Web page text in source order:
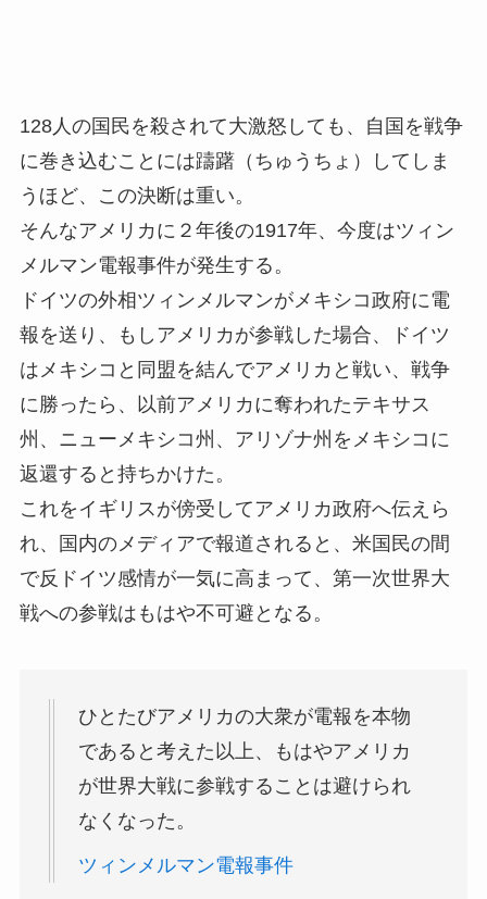
128人の国民を殺されて大激怒しても、自国を戦争
に巻き込むことには躊躇（ちゅうちょ）してしま
うほど、この決断は重い。
そんなアメリカに２年後の1917年、今度はツィン
メルマン電報事件が発生する。
ドイツの外相ツィンメルマンがメキシコ政府に電
報を送り、もしアメリカが参戦した場合、ドイツ
はメキシコと同盟を結んでアメリカと戦い、戦争
に勝ったら、以前アメリカに奪われたテキサス
州、ニューメキシコ州、アリゾナ州をメキシコに
返還すると持ちかけた。
これをイギリスが傍受してアメリカ政府へ伝えら
れ、国内のメディアで報道されると、米国民の間
で反ドイツ感情が一気に高まって、第一次世界大
戦への参戦はもはや不可避となる。
ひとたびアメリカの大衆が電報を本物
であると考えた以上、もはやアメリカ
が世界大戦に参戦することは避けられ
なくなった。
ツィンメルマン電報事件